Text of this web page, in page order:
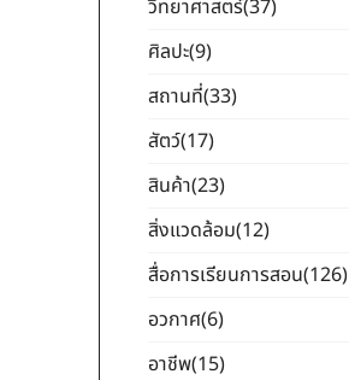
วิทยาศาสตร์(37)
ศิลปะ(9)
สถานที่(33)
สัตว์(17)
สินค้า(23)
สิ่งแวดล้อม(12)
สื่อการเรียนการสอน(126)
อวกาศ(6)
อาชีพ(15)